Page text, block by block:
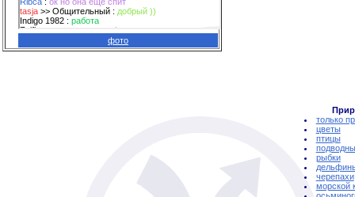
только
цветы
птицы
рыбки
черепахи
морской
фото